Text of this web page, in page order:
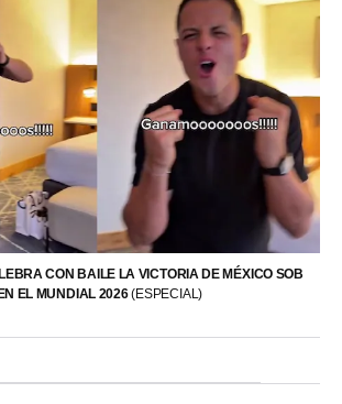
CON BAILE LA VICTORIA DE MÉXICO SOB
EL MUNDIAL 2026(ESPECIAL)